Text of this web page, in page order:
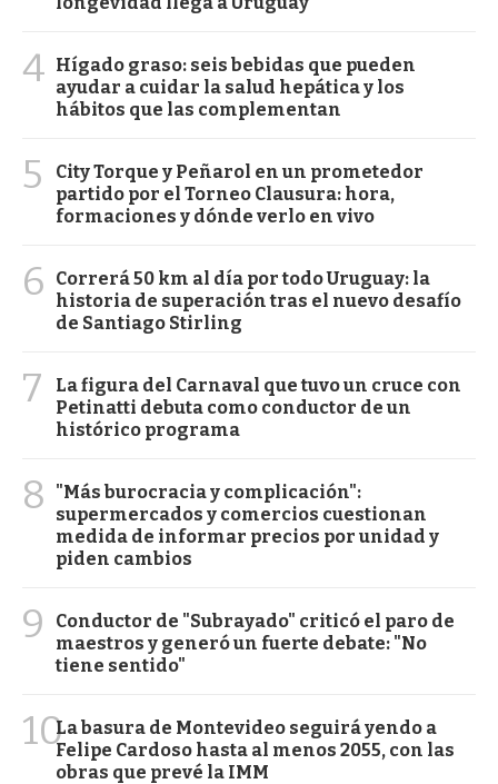
4 Hígado graso: seis bebidas que pueden
ayudar a cuidar la salud hepática y los
hábitos que las complementan
5
City Torque y Peñarol en un prometedor
partido por el Torneo Clausura: hora,
formaciones y dónde verlo en vivo
6
Correrá 50 km al día por todo Uruguay: la
historia de superación tras el nuevo desafío
de Santiago Stirling
7
La figura del Carnaval que tuvo un cruce con
Petinatti debuta como conductor de un
histórico programa
8
"Más burocracia y complicación":
supermercados y comercios cuestionan
medida de informar precios por unidad y
piden cambios
9
Conductor de "Subrayado" criticó el paro de
maestros y generó un fuerte debate: "No
tiene sentido"
10La basura de Montevideo seguirá yendo a
Felipe Cardoso hasta al menos 2055, con las
obras que prevé la IMM